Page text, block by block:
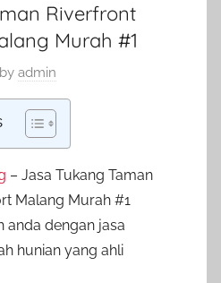
Riverfront
Murah #1
by admin
– Jasa Tukang Taman
Malang Murah #1
anda dengan jasa
hunian yang ahli